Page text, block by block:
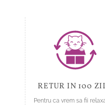
RETUR IN 100
Pentru ca vrem sa fii